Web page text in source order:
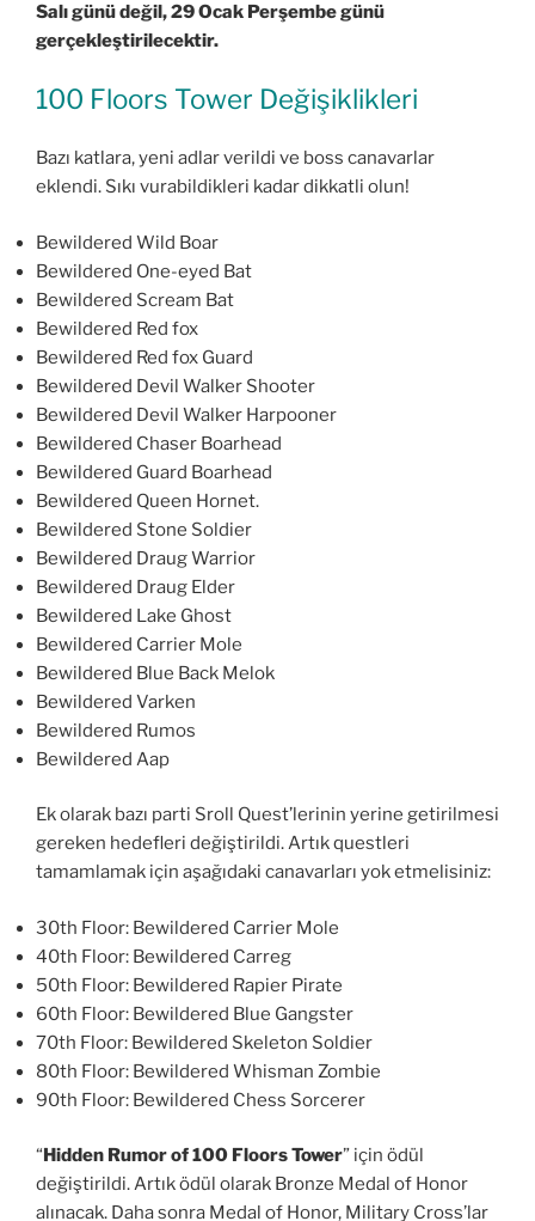
Salı günü değil, 29 Ocak Perşembe günü
gerçekleştirilecektir.
100 Floors Tower Değişiklikleri
Bazı katlara, yeni adlar verildi ve boss canavarlar
eklendi. Sıkı vurabildikleri kadar dikkatli olun!
Bewildered Wild Boar
Bewildered One-eyed Bat
Bewildered Scream Bat
Bewildered Red fox
Bewildered Red fox Guard
Bewildered Devil Walker Shooter
Bewildered Devil Walker Harpooner
Bewildered Chaser Boarhead
Bewildered Guard Boarhead
Bewildered Queen Hornet.
Bewildered Stone Soldier
Bewildered Draug Warrior
Bewildered Draug Elder
Bewildered Lake Ghost
Bewildered Carrier Mole
Bewildered Blue Back Melok
Bewildered Varken
Bewildered Rumos
Bewildered Aap
Ek olarak bazı parti Sroll Quest’lerinin yerine getirilmesi
gereken hedefleri değiştirildi. Artık questleri
tamamlamak için aşağıdaki canavarları yok etmelisiniz:
30th Floor: Bewildered Carrier Mole
40th Floor: Bewildered Carreg
50th Floor: Bewildered Rapier Pirate
60th Floor: Bewildered Blue Gangster
70th Floor: Bewildered Skeleton Soldier
80th Floor: Bewildered Whisman Zombie
90th Floor: Bewildered Chess Sorcerer
“Hidden Rumor of 100 Floors Tower” için ödül
değiştirildi. Artık ödül olarak Bronze Medal of Honor
alınacak. Daha sonra Medal of Honor, Military Cross’lar